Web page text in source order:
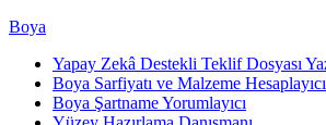
Boya
Yapay Zekâ Destekli Teklif Dosyası
Boya Sarfiyatı ve Malzeme Hesaplayıcı
Boya Şartname Yorumlayıcı